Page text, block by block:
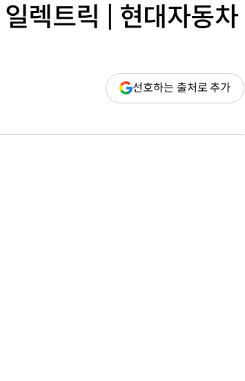
렉트릭 | 현대자동차
선호하는 출처로 추가(새
창